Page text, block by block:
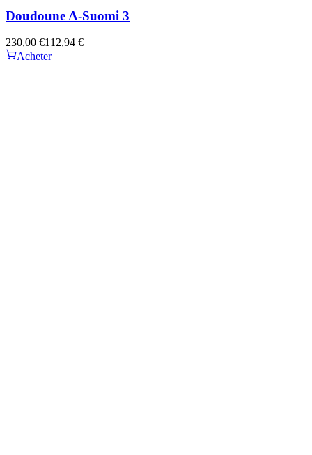
Doudoune A-Suomi 3
230,00 €112,94 €
Acheter